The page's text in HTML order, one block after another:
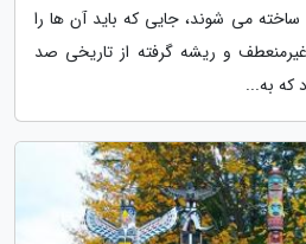
ساخته می شوند، جایی که باید آن ها را
و ریشه گرفته از تاریخی صد
که به...